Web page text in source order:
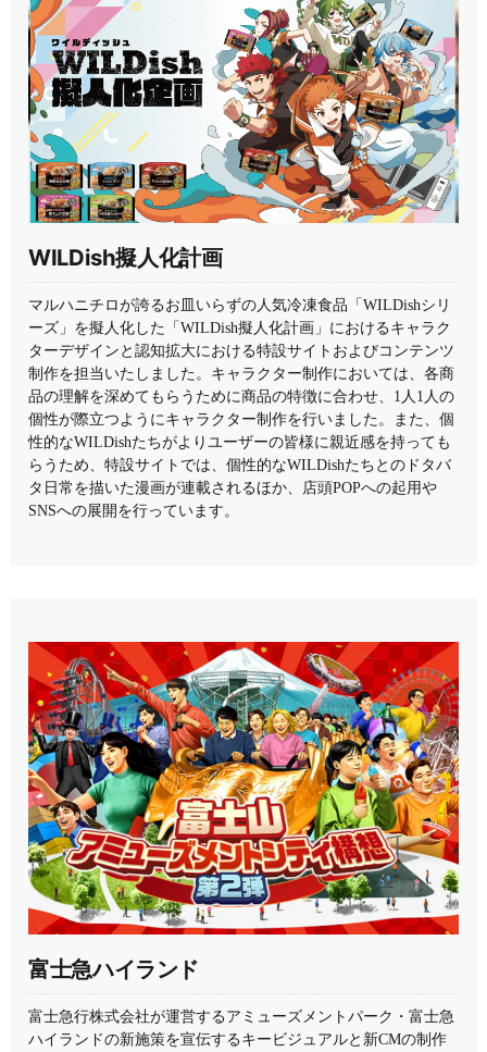
WILDish擬人化計画
マルハニチロが誇るお皿いらずの人気冷凍食品「WILDishシリ
ーズ」を擬人化した「WILDish擬人化計画」におけるキャラク
ターデザインと認知拡大における特設サイトおよびコンテンツ
制作を担当いたしました。キャラクター制作においては、各商
品の理解を深めてもらうために商品の特徴に合わせ、1人1人の
個性が際立つようにキャラクター制作を行いました。また、個
性的なWILDishたちがよりユーザーの皆様に親近感を持っても
らうため、特設サイトでは、個性的なWILDishたちとのドタバ
タ日常を描いた漫画が連載されるほか、店頭POPへの起用や
SNSへの展開を行っています。
富士急ハイランド
富士急行株式会社が運営するアミューズメントパーク・富士急
ハイランドの新施策を宣伝するキービジュアルと新CMの制作